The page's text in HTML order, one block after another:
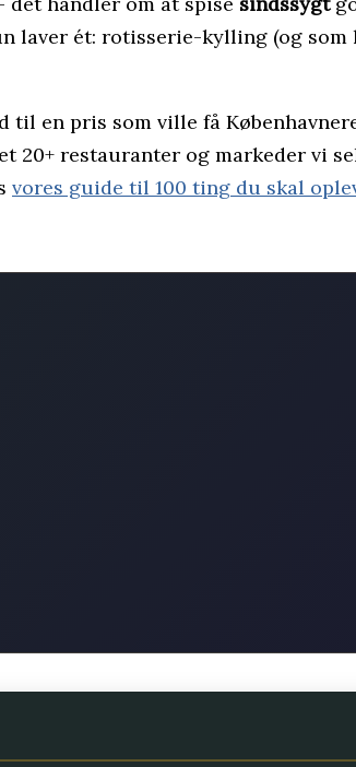
laver ét: rotisserie-kylling (og
til en pris som ville få
restauranter og markeder vi
vores guide til 100 ting du skal